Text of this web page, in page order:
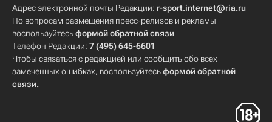
Адрес электронной почты Редакции: r-sport.internet@ria.ru
По вопросам размещения пресс-релизов и рекламы
воспользуйтесьформой обратной связи
Телефон Редакции: 7 (495) 645-6601
Чтобы связаться с редакцией или сообщить обо всех
замеченных ошибках, воспользуйтесьформой обратной
связи.